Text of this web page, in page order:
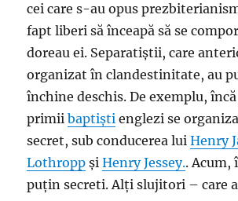
cei care s-au opus
fapt liberi să înceapă să se
doreau ei. Separatiștii, care
organizat în clandestinitate, au
închine deschis. De exemplu,
primiibaptiști englezi se
secret, sub conducerea luiHenry
Lothropp șiHenry Jessey.. Acum,
puțin secreti. Alți slujitori – care